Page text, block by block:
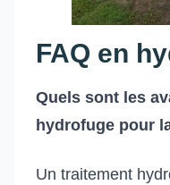
FAQ en
Quels sont les
hydrofuge pour
Un traitement